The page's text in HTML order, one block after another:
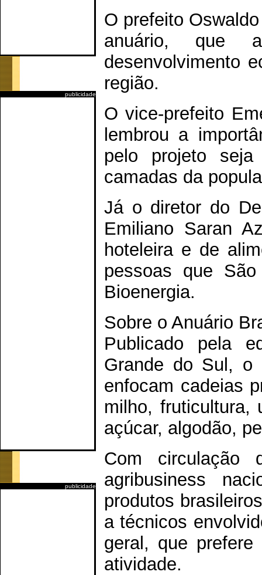
publicidade
publicidade
O prefeito
anuário, que
desenvolvimento
região.
O vice-prefeito
lembrou a
pelo projeto
camadas da
Já o diretor do
Emiliano Saran
hoteleira e de
pessoas que
Bioenergia.
Sobre o Anuário
Publicado pela
Grande do Sul, o
enfocam cadeias
milho, fruticultura,
açúcar, algodão,
Com circulação
agribusiness
produtos
a técnicos
geral, que
atividade.